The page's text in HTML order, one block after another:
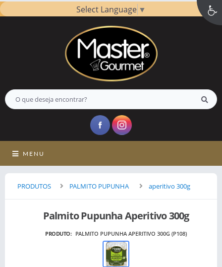
Select Language ▼
MENU
PRODUTOS PALMITO PUPUNHA aperitivo 300g
Palmito Pupunha Aperitivo 300g
PRODUTO: PALMITO PUPUNHA APERITIVO 300G (P108)